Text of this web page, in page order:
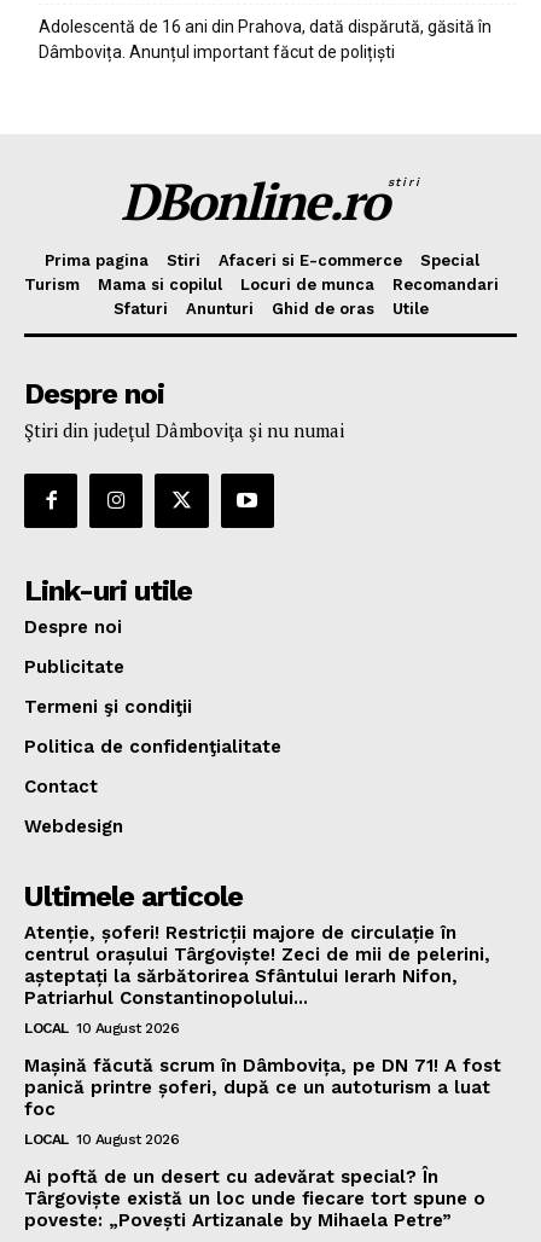
Adolescentă de 16 ani din Prahova, dată dispărută, găsită în
Dâmbovița. Anunțul important făcut de polițiști
DBonline.rostiri
Prima pagina Stiri Afaceri si E-commerce
Special
Turism
Mama si copilul Locuri de munca
Recomandari
Sfaturi
Anunturi Ghid de oras Utile
Despre noi
Ştiri din judeţul Dâmboviţa şi nu numai
Link-uri utile
Despre noi
Publicitate
Termeni şi condiţii
Politica de confidenţialitate
Contact
Webdesign
Ultimele articole
Atenție, șoferi! Restricții majore de circulație în
centrul orașului Târgoviște! Zeci de mii de pelerini,
așteptați la sărbătorirea Sfântului Ierarh Nifon,
Patriarhul Constantinopolului...
LOCAL 10 August 2026
Mașină făcută scrum în Dâmbovița, pe DN 71! A fost
panică printre șoferi, după ce un autoturism a luat
foc
LOCAL 10 August 2026
Ai poftă de un desert cu adevărat special? În
Târgoviște există un loc unde fiecare tort spune o
poveste: „Povești Artizanale by Mihaela Petre”